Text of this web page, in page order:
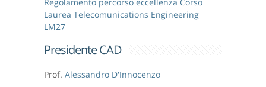
Laurea Telecomunications Engineering
LM27
Presidente CAD
Prof. Alessandro D'Innocenzo